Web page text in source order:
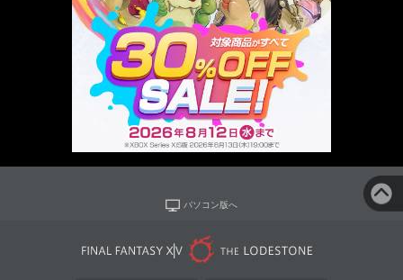
パソコン版へ